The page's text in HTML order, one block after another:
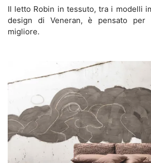
Il letto Robin in tessuto, tra i modelli
design di Veneran, è pensato per
migliore.